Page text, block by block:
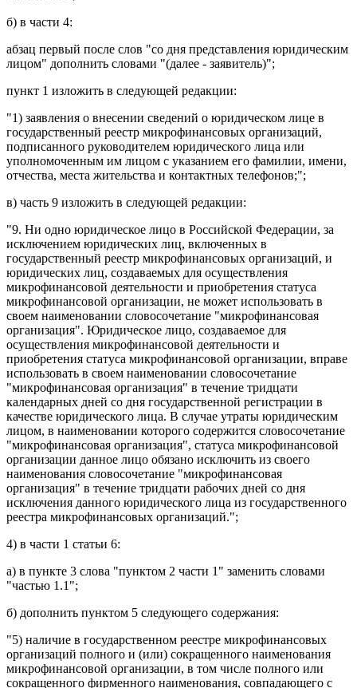
б) в части 4:
абзац первый после слов "со дня представления юридическим
лицом" дополнить словами "(далее - заявитель)";
пункт 1 изложить в следующей редакции:
"1) заявления о внесении сведений о юридическом лице в
государственный реестр микрофинансовых организаций,
подписанного руководителем юридического лица или
уполномоченным им лицом с указанием его фамилии, имени,
отчества, места жительства и контактных телефонов;";
в) часть 9 изложить в следующей редакции:
"9. Ни одно юридическое лицо в Российской Федерации, за
исключением юридических лиц, включенных в
государственный реестр микрофинансовых организаций, и
юридических лиц, создаваемых для осуществления
микрофинансовой деятельности и приобретения статуса
микрофинансовой организации, не может использовать в
своем наименовании словосочетание "микрофинансовая
организация". Юридическое лицо, создаваемое для
осуществления микрофинансовой деятельности и
приобретения статуса микрофинансовой организации, вправе
использовать в своем наименовании словосочетание
"микрофинансовая организация" в течение тридцати
календарных дней со дня государственной регистрации в
качестве юридического лица. В случае утраты юридическим
лицом, в наименовании которого содержится словосочетание
"микрофинансовая организация", статуса микрофинансовой
организации данное лицо обязано исключить из своего
наименования словосочетание "микрофинансовая
организация" в течение тридцати рабочих дней со дня
исключения данного юридического лица из государственного
реестра микрофинансовых организаций.";
4) в части 1 статьи 6:
а) в пункте 3 слова "пунктом 2 части 1" заменить словами
"частью 1.1";
б) дополнить пунктом 5 следующего содержания:
"5) наличие в государственном реестре микрофинансовых
организаций полного и (или) сокращенного наименования
микрофинансовой организации, в том числе полного или
сокращенного фирменного наименования, совпадающего с